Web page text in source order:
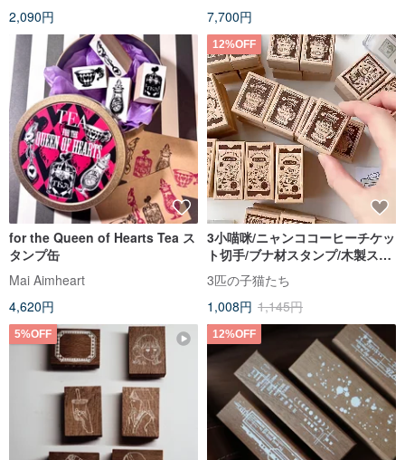
2,090円
7,700円
for the Queen of Hearts Tea ス
タンプ缶
Mai Aimheart
4,620円
12%OFF
3小喵咪/ニャンココーヒーチケッ
ト切手/ブナ材スタンプ/木製スタ
ンプ/全4種
3匹の子猫たち
1,008円 1,145円
5%OFF 12%OFF